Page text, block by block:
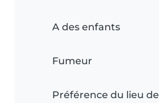
A des enfants
Fumeur
Préférence du lieu de